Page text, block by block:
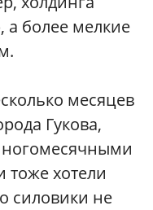
а более мелкие
месяцев
Гукова,
тоже хотели
силовики не